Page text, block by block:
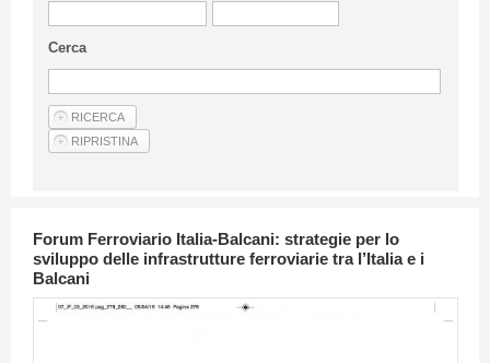
Privacy Policy
Articoli
Cerca
Forum Ferroviario Italia-Balcani: strategie per lo
sviluppo delle infrastrutture ferroviarie tra l’Italia e i
Balcani